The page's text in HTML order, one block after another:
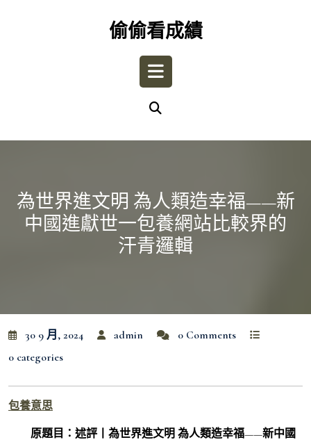
偷偷看成績
Open
為世界進文明 為人類造幸福——新
中國進獻世一包養網站比較界的
汗青邏輯
30 9 月, 2024 admin
0 Comments
0 categories
包養意思
原題目：述評丨為世界進文明 為人類造幸福——新中國